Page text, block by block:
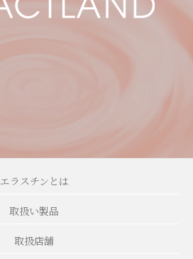
エラスチンとは
取扱い製品
取扱店舗